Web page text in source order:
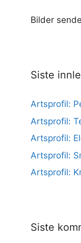
Bilder
Siste
Artsprofil:
Artsprofil:
Artsprofil:
Artsprofil:
Artsprofil:
Siste